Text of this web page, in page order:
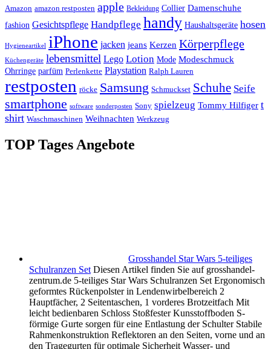
Amazon amazon restposten apple Bekleidung Collier Damenschuhe
fashion Gesichtspflege Handpflege handy Haushaltsgeräte hosen
Hygieneartikel iPhone jacken jeans Kerzen Körperpflege
Küchengeräte lebensmittel Lego Lotion Mode Modeschmuck
Ohrringe parfüm Perlenkette Playstation Ralph Lauren
restposten röcke Samsung Schmuckset Schuhe Seife
smartphone software sonderposten Sony spielzeug Tommy Hilfiger t
shirt Waschmaschinen Weihnachten Werkzeug
TOP Tages Angebote
Grosshandel Star Wars 5-teiliges
Schulranzen Set Diesen Artikel finden Sie auf grosshandel-
zentrum.de 5-teiliges Star Wars Schulranzen Set Ergonomisch
geformtes Rückenpolster in Lendenwirbelbereich 2
Hauptfächer, 2 Seitentaschen, 1 vorderes Brotzeitfach Mit
leicht bedienbaren Schloss Stoßfester Kunsstoffboden S-
förmige Gurte sorgen für eine Entlastung der Schulter Stabile
Rahmenkonstruktion Reflektoren an den Seiten, vorne und an
den Tragegurten für optimale Sicherheit Wasser- und